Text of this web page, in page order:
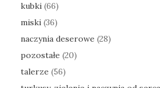
kubki (66)
miski (36)
naczynia deserowe (28)
pozostałe (20)
talerze (56)